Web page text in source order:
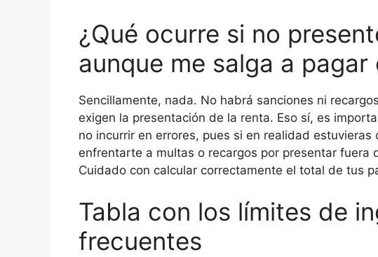
¿Qué ocurre si no
aunque me salga a pagar
Sencillamente, nada. No habrá sanciones ni
exigen la presentación de la renta. Eso sí, es
no incurrir en errores, pues si en realidad
enfrentarte a multas o recargos por presentar fuera
Cuidado con calcular correctamente el total de tus
Tabla con los límites de
frecuentes